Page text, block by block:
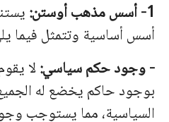
1- أسس مذهب أوستن:
أسس أساسية وتتمثل فيما
-وجودحكمسياسي:لا
بوجودحاكميخضع لها
السياسية، مما يستوجب